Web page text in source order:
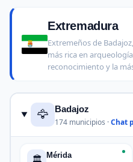
Extremadura
Extremeños de
más rica en
reconocimiento y la
🦅
Badajoz
174 municipios ·Chat
🏛️ Mérida